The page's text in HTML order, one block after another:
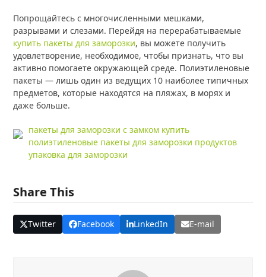
Попрощайтесь с многочисленными мешками,
разрывами и слезами. Перейдя на перерабатываемые
купить пакеты для заморозки, вы можете получить
удовлетворение, необходимое, чтобы признать, что вы
активно помогаете окружающей среде. Полиэтиленовые
пакеты — лишь один из ведущих 10 наиболее типичных
предметов, которые находятся на пляжах, в морях и
даже больше.
пакеты для заморозки с замком купить
полиэтиленовые пакеты для заморозки продуктов
упаковка для заморозки
Share This
Twitter Facebook LinkedIn E-mail